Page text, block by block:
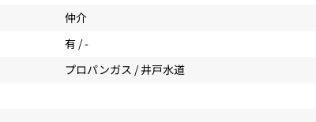
仲介
有 / -
プロパンガス / 井戸水道